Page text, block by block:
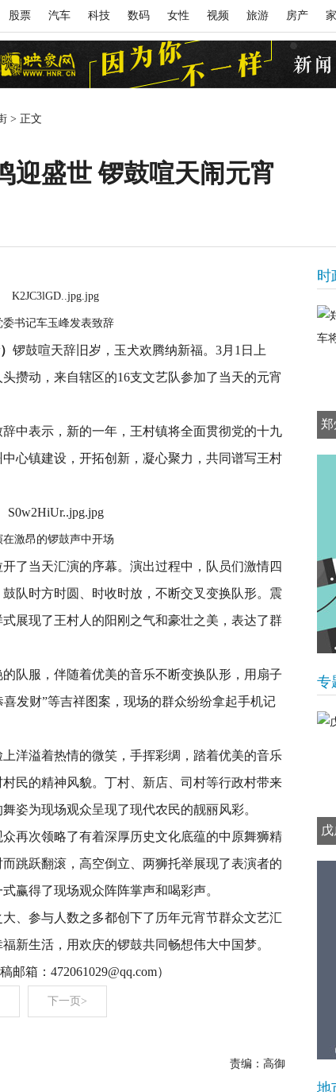
股票 汽车 科技 数码 女性 视频 旅游 房产
> 正文
迎盛世 锣鼓喧天闹元宵
委书记车玉峰发表致辞
锣鼓喧天辞旧岁，玉犬欢腾纳新福。3月1日上
攒动，来自辖区的16支文艺队参加了当天的元宵
中表示，新的一年，王村镇将全面贯彻党的十九
心镇建设，开拓创新，凝心聚力，共同谱写王村
在激昂的锣鼓声中开场
了当天汇演的序幕。演出过程中，队员们激情四
队时方时圆、时收时放，不断交叉变换队形。震
展现了王村人的阳刚之气和豪壮之美，表达了群
队服，伴随着优美的音乐不断变换队形，用扇子
喜发财”等吉祥图案，现场的群众纷纷拿起手机记
洋溢着热情的微笑，手挥彩绸，踏着优美的音乐
民的精神风貌。丁村、新店、司村等行政村带来
姿为现场观众呈现了现代农民的靓丽风彩。
再次领略了有着深厚历史文化底蕴的中原舞狮精
跳跃翻滚，高空倒立、两狮托举展现了表演者的
赢得了现场观众阵阵掌声和喝彩声。
、参与人数之多都创下了历年元宵节群众文艺汇
新生活，用欢庆的锣鼓共同畅想伟大中国梦。
邮箱：472061029@qq.com）
下一页>
责编：高御
时
郑
专
地